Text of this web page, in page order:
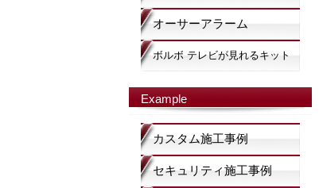
オーサーアラーム
ボルボ テレビが見れるキット
Example
カスタム施工事例
セキュリティ施工事例